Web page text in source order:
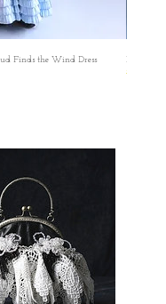
Finds the Wind Dress Ivory
在庫なし